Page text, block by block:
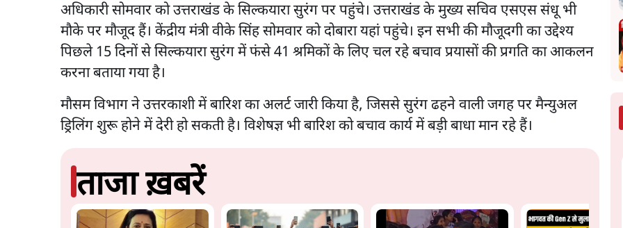
अधिकारी सोमवार को उत्तराखंड के सिल्कयारा सुरंग पर पहुंचे। उत्तराखंड के मुख्य सचिव एसएस संधू भी
मौके पर मौजूद हैं। केंद्रीय मंत्री वीके सिंह सोमवार को दोबारा यहां पहुंचे। इन सभी की मौजूदगी का उद्देश्य
पिछले 15 दिनों से सिल्कयारा सुरंग में फंसे 41 श्रमिकों के लिए चल रहे बचाव प्रयासों की प्रगति का आकलन
करना बताया गया है।
मौसम विभाग ने उत्तरकाशी में बारिश का अलर्ट जारी किया है, जिससे सुरंग ढहने वाली जगह पर मैन्युअल
ड्रिलिंग शुरू होने में देरी हो सकती है। विशेषज्ञ भी बारिश को बचाव कार्य में बड़ी बाधा मान रहे हैं।
ताजा ख़बरें